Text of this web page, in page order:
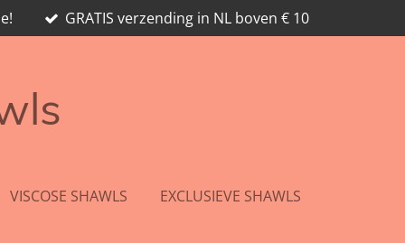
GRATIS verzending in NL boven € 10
VISCOSE SHAWLS
EXCLUSIEVE SHAWLS